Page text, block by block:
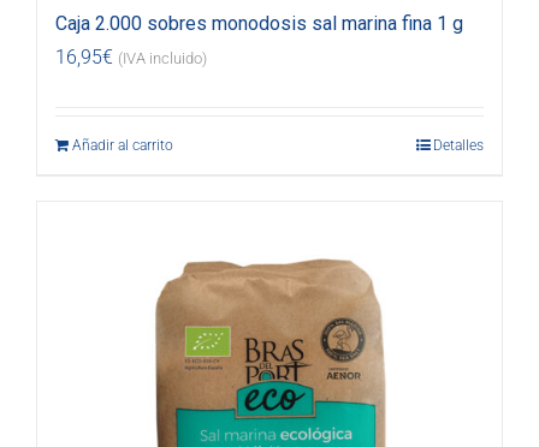
Caja 2.000 sobres monodosis sal marina fina 1 g
16,95€ (IVA incluido)
Añadir al carrito Detalles